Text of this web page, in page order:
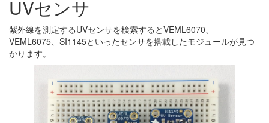
UVセンサ
紫外線を測定するUVセンサを検索するとVEML6070、
VEML6075、SI1145といったセンサを搭載したモジュールが見つ
かります。